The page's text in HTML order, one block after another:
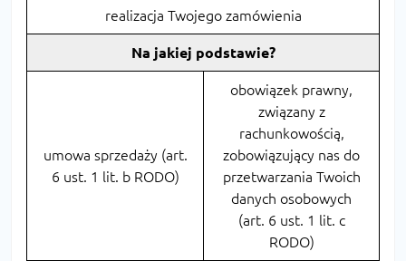
realizacja Twojego zamówienia
Na jakiej podstawie?
umowa sprzedaży (art.
6 ust. 1 lit. b RODO)
obowiązek prawny,
związany z
rachunkowością,
zobowiązujący nas do
przetwarzania Twoich
danych osobowych
(art. 6 ust. 1 lit. c
RODO)